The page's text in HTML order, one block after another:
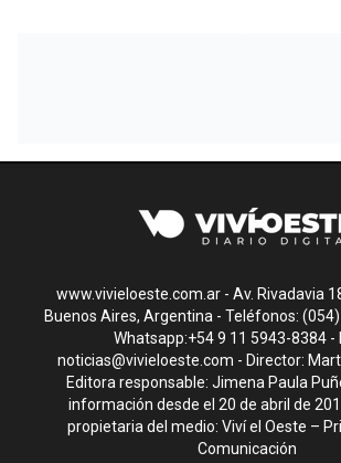
www.vivieloeste.com.ar - Av. Rivadavia
Buenos Aires, Argentina - Teléfonos:
Whatsapp:+54 9 11 5943-8384 -
noticias@vivieloeste.com - Director:
Editora responsable: Jimena Paula
información desde el 20 de abril de
propietaria del medio: Viví el Oeste –
Comunicación